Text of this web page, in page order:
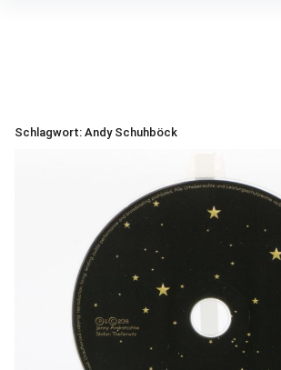
Schlagwort: Andy Schuhböck